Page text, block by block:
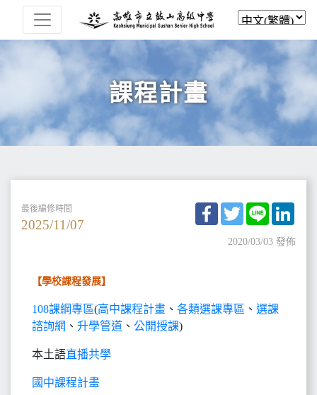
課程計畫
最後編修時間
2025/11/07
Facebook
TwitterLine
2020/03/03 發佈
【學校課程發展】
108課綱專區(高中課程計畫 、 各類選課專區 、 選課
諮詢網 、 升學管道 、 公開授課)
本土語直播共學
國中課程計畫